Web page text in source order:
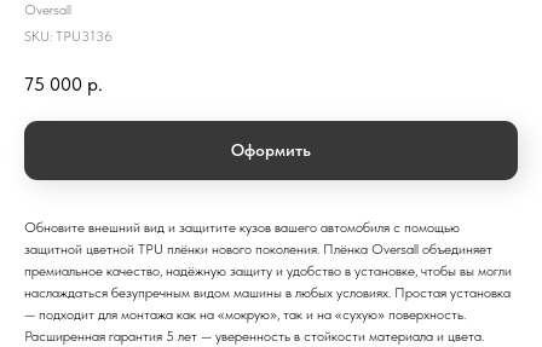
Oversall
SKU: TPU3136
75 000 р.
Оформить
Обновите внешний вид и защитите кузов вашего автомобиля с помощью
защитной цветной TPU плёнки нового поколения. Плёнка Oversall объединяет
премиальное качество, надёжную защиту и удобство в установке, чтобы вы могли
наслаждаться безупречным видом машины в любых условиях. Простая установка
— подходит для монтажа как на «мокрую», так и на «сухую» поверхность.
Расширенная гарантия 5 лет — уверенность в стойкости материала и цвета.